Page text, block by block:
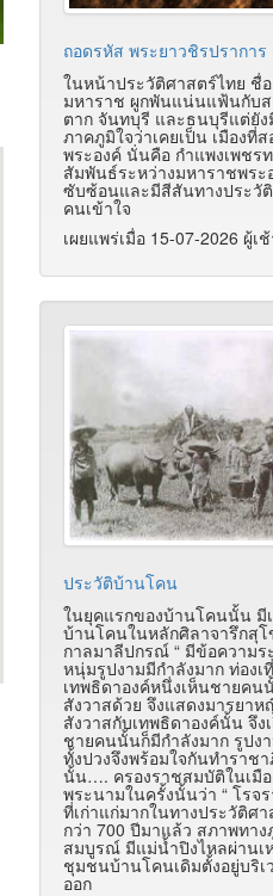
ถอดรหัส พระยาวชิรปราการ
ในหน้าประวัติศาสตร์ไทย ชื่
มหาราช ผูกพันแน่นแฟ้นกับส
ตาก จันทบุรี และธนบุรีแต่ยั
ภาคภูมิใจว่าเคยเป็น เมืองที่
พระองค์ นั่นคือ กำแพงเพชร
สัมพันธ์ระหว่างมหาราชพร
ซับซ้อนและมีสีสันทางประวั
คนเข้าใจ
เผยแพร่เมื่อ 15-07-2026 ผู้เ
ประวัติบ้านโคน
ในยุคแรกของบ้านโคนนั้น มี
บ้านโคนในหลักศิลาจารึกสุ
กาลมาลีปกรณ์ “ มีข้อความ
หนุ่มรูปงามมีกำลังมาก ท่องเ
เทพธิดาองค์หนึ่งเห็นชายคน
สังวาสด้วย จึงแสดงมารยา
สังวาสกับเทพธิดาองค์นั้น จึ
ชายคนนั้นก็มีกำลังมาก รูปง
ทั้งปวงจึงพร้อมใจกันทำราช
นั้น…. ครองราชสมบัติในเมื
พระนามในครั้งนั้นว่า “ โรจ
ที่เก่าแก่มากในทางประวัติศ
กว่า 700 ปีมาแล้ว สภาพทา
สมบูรณ์ มีแม่น้ำปิงไหลผ่านเ
ชุมชนบ้านโคนเดิมตั้งอยู่บริ
ออก